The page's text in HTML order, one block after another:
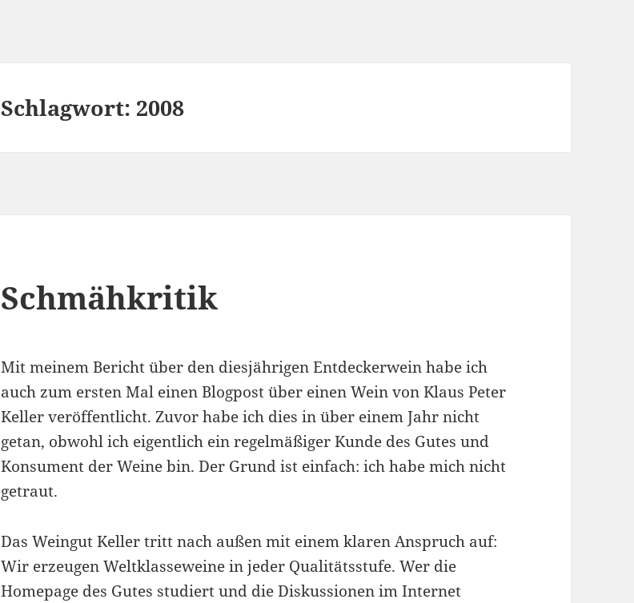
Schlagwort: 2008
Schmähkritik
Mit meinem Bericht über den diesjährigen Entdeckerwein habe ich
auch zum ersten Mal einen Blogpost über einen Wein von Klaus Peter
Keller veröffentlicht. Zuvor habe ich dies in über einem Jahr nicht
getan, obwohl ich eigentlich ein regelmäßiger Kunde des Gutes und
Konsument der Weine bin. Der Grund ist einfach: ich habe mich nicht
getraut.
Das Weingut Keller tritt nach außen mit einem klaren Anspruch auf:
Wir erzeugen Weltklasseweine in jeder Qualitätsstufe. Wer die
Homepage des Gutes studiert und die Diskussionen im Internet